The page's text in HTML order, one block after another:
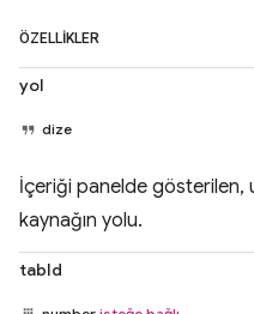
ÖZELLIKLER
yol
dize
İçeriği panelde gösterilen,
kaynağın yolu.
tabId